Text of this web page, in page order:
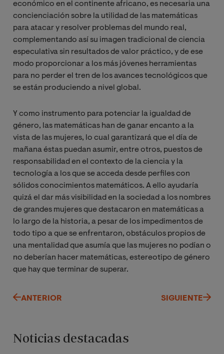
económico en el continente africano, es necesaria una
concienciación sobre la utilidad de las matemáticas
para atacar y resolver problemas del mundo real,
complementando así su imagen tradicional de ciencia
especulativa sin resultados de valor práctico, y de ese
modo proporcionar a los más jóvenes herramientas
para no perder el tren de los avances tecnológicos que
se están produciendo a nivel global.
Y como instrumento para potenciar la igualdad de
género, las matemáticas han de ganar encanto a la
vista de las mujeres, lo cual garantizará que el día de
mañana éstas puedan asumir, entre otros, puestos de
responsabilidad en el contexto de la ciencia y la
tecnología a los que se acceda desde perfiles con
sólidos conocimientos matemáticos. A ello ayudaría
quizá el dar más visibilidad en la sociedad a los nombres
de grandes mujeres que destacaron en matemáticas a
lo largo de la historia, a pesar de los impedimentos de
todo tipo a que se enfrentaron, obstáculos propios de
una mentalidad que asumía que las mujeres no podían o
no deberían hacer matemáticas, estereotipo de género
que hay que terminar de superar.
ANTERIOR SIGUIENTE
Noticias destacadas